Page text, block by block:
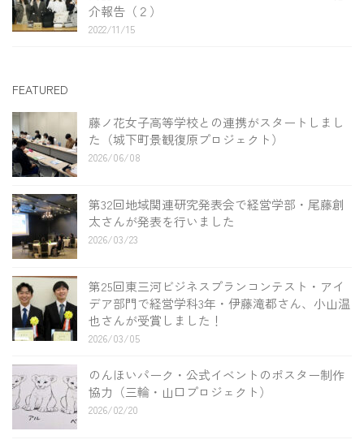
介報告（２）
2022/11/15
FEATURED
藤ノ花女子高等学校との連携がスタートしまし
た（城下町景観復原プロジェクト）
2026/06/08
第32回地域関連研究発表会で経営学部・尾藤創
太さんが発表を行いました
2026/03/23
第25回東三河ビジネスプランコンテスト・アイ
デア部門で経営学科3年・伊藤滝都さん、小山温
也さんが受賞しました！
2026/03/05
のんほいパーク・公式イベントのポスター制作
協力（三輪・山口プロジェクト）
2026/02/20